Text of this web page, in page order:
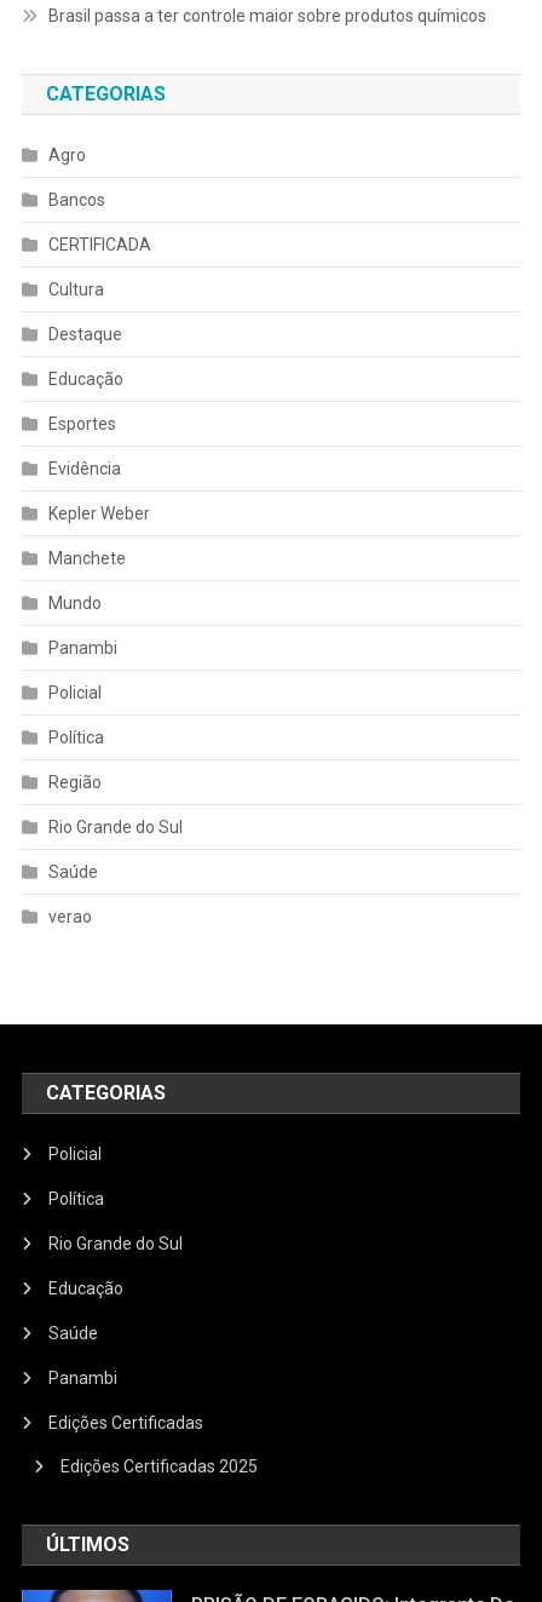
Brasil passa a ter controle maior sobre produtos químicos
CATEGORIAS
Agro
Bancos
CERTIFICADA
Cultura
Destaque
Educação
Esportes
Evidência
Kepler Weber
Manchete
Mundo
Panambi
Policial
Política
Região
Rio Grande do Sul
Saúde
verao
CATEGORIAS
Policial
Política
Rio Grande do Sul
Educação
Saúde
Panambi
Edições Certificadas
Edições Certificadas 2025
ÚLTIMOS